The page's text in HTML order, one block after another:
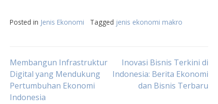
Posted in Jenis Ekonomi Tagged jenis ekonomi makro
Post
navigation
Membangun Infrastruktur
Digital yang Mendukung
Pertumbuhan Ekonomi
Indonesia
Inovasi Bisnis Terkini di
Indonesia: Berita Ekonomi
dan Bisnis Terbaru